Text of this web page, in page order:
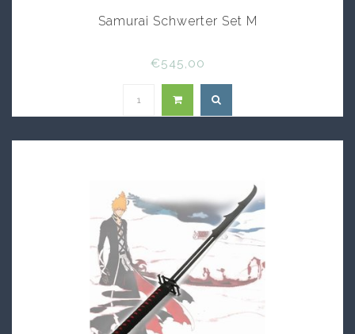
Samurai Schwerter Set M
€545,00